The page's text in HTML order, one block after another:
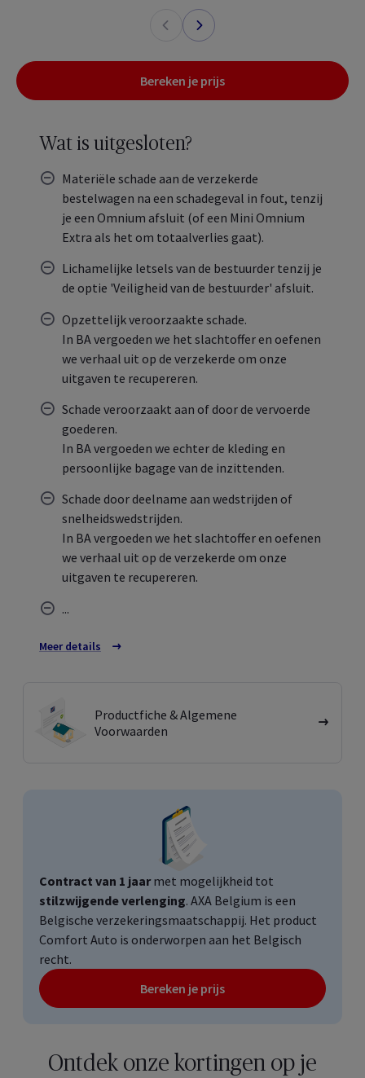
Bereken je prijs
Wat is uitgesloten?
Materiële schade aan de verzekerde
bestelwagen na een schadegeval in fout, tenzij
je een Omnium afsluit (of een Mini Omnium
Extra als het om totaalverlies gaat).
Lichamelijke letsels van de bestuurder tenzij je
de optie 'Veiligheid van de bestuurder' afsluit.
Opzettelijk veroorzaakte schade.
In BA vergoeden we het slachtoffer en oefenen
we verhaal uit op de verzekerde om onze
uitgaven te recupereren.
Schade veroorzaakt aan of door de vervoerde
goederen.
In BA vergoeden we echter de kleding en
persoonlijke bagage van de inzittenden.
Schade door deelname aan wedstrijden of
snelheidswedstrijden.
In BA vergoeden we het slachtoffer en oefenen
we verhaal uit op de verzekerde om onze
uitgaven te recupereren.
...
Meer details over de uitsluitingen
Productfiche & Algemene
Voorwaarden
Contract van 1 jaarmet mogelijkheid tot
stilzwijgende verlenging. AXA Belgium is een
Belgische verzekeringsmaatschappij. Het product
Comfort Auto is onderworpen aan het Belgisch
recht.
Bereken je prijs
Ontdek onze kortingen op je